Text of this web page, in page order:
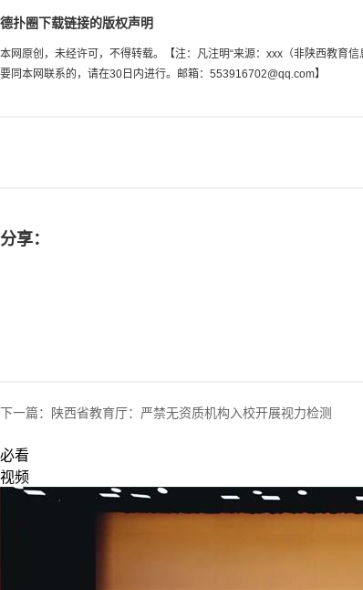
德扑圈下载链接的版权声明
本网原创，未经许可，不得转载。【注：凡注明“来源：xxx（非陕西教育
要同本网联系的，请在30日内进行。邮箱： 553916702@qq.com】
分享：
下一篇： 陕西省教育厅：严禁无资质机构入校开展视力检测
必看
视频